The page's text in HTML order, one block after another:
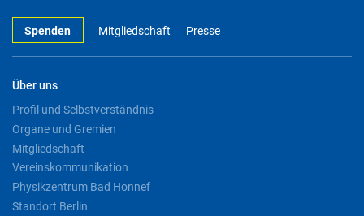
Spenden Mitgliedschaft Presse
Über uns
Profil und Selbstverständnis
Organe und Gremien
Mitgliedschaft
Vereinskommunikation
Physikzentrum Bad Honnef
Standort Berlin